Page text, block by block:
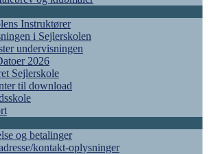
Instruktører
i Sejlerskolen
undervisningen
2026
Sejlerskole
til download
og betalinger
kontakt-oplysninger